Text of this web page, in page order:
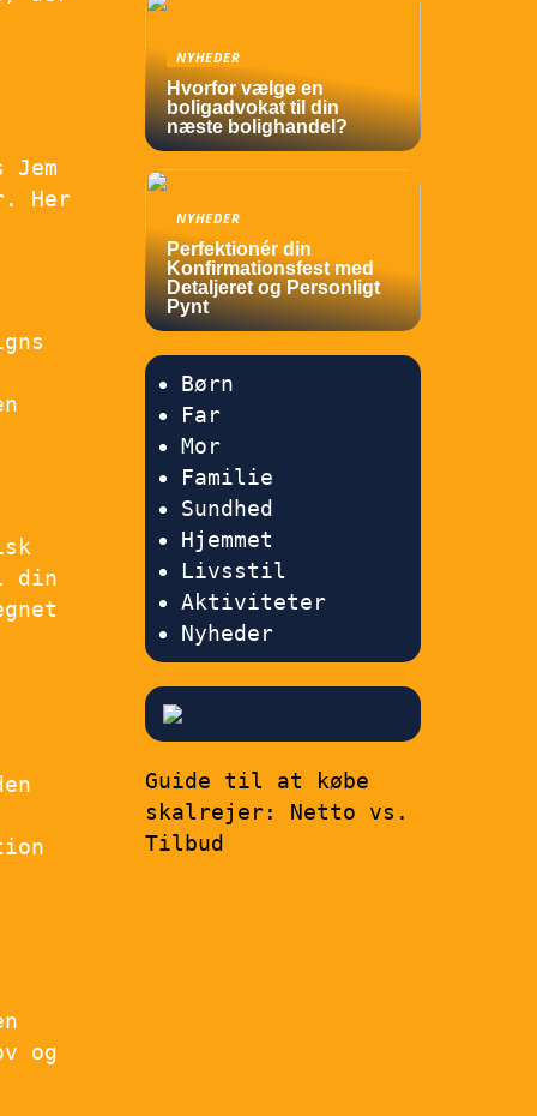
Her
din
og
NYHEDER
Hvorfor vælge en
boligadvokat til din
næste bolighandel?
NYHEDER
Perfektionér din
Konfirmationsfest med
Detaljeret og Personligt
Pynt
Børn
Far
Mor
Familie
Sundhed
Hjemmet
Livsstil
Aktiviteter
Nyheder
Guide til at købe
skalrejer: Netto vs.
Tilbud